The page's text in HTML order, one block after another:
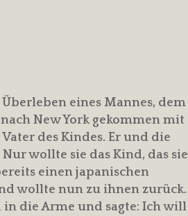
eines Mannes, dem
New York gekommen mit
des Kindes. Er und die
wollte sie das Kind, das sie
einen japanischen
wollte nun zu ihnen zurück.
in die Arme und sagte: Ich will